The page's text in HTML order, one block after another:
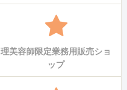
理美容師限定業務用販売ショ
ップ